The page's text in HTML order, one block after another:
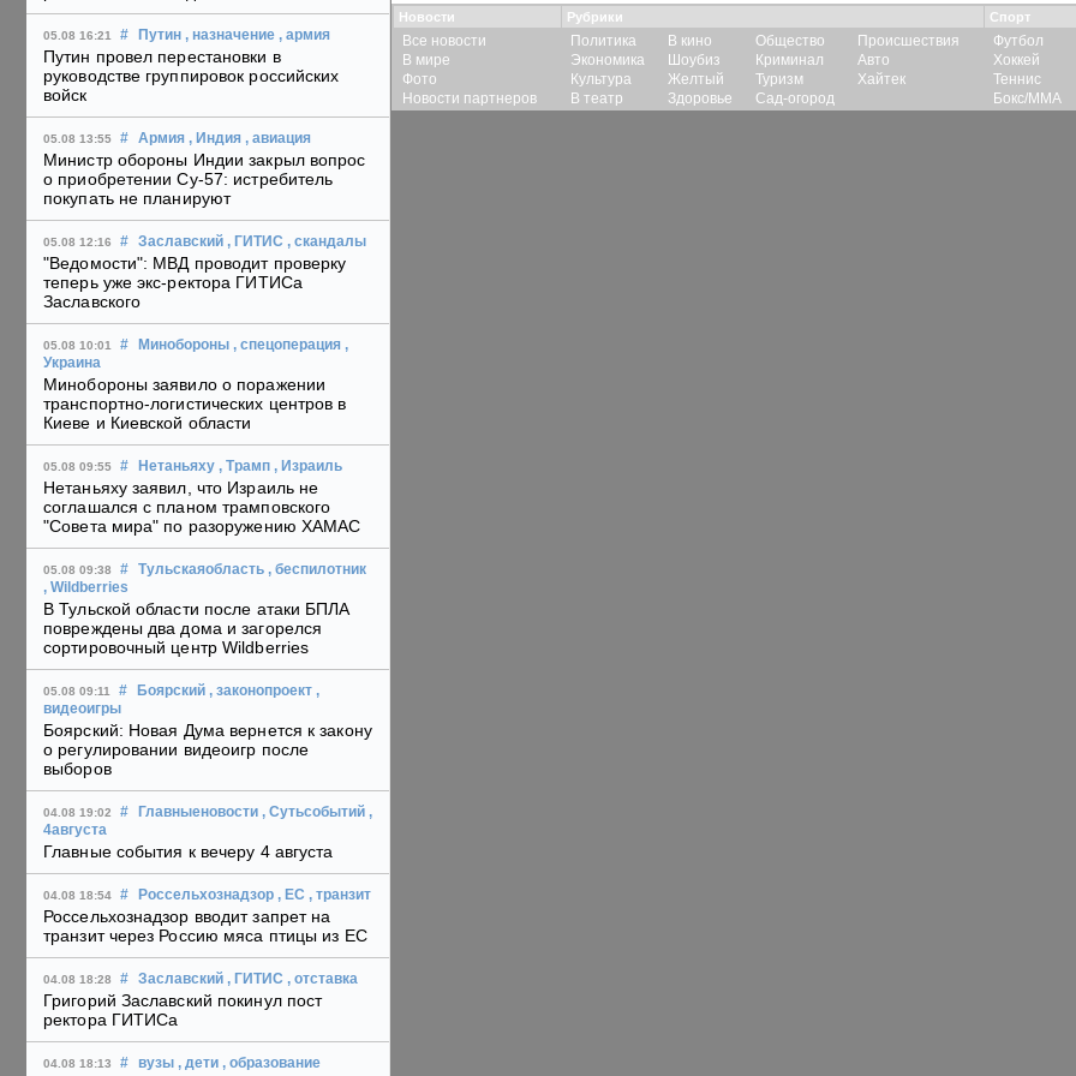
05.08 16:21 # Путин , назначение , армия
Путин провел перестановки в
руководстве группировок российских
войск
05.08 13:55 # Армия , Индия , авиация
Министр обороны Индии закрыл вопрос
о приобретении Су-57: истребитель
покупать не планируют
05.08 12:16 # Заславский , ГИТИС , скандалы
"Ведомости": МВД проводит проверку
теперь уже экс-ректора ГИТИСа
Заславского
05.08 10:01 # Минобороны , спецоперация ,
Украина
Минобороны заявило о поражении
транспортно-логистических центров в
Киеве и Киевской области
05.08 09:55 # Нетаньяху , Трамп , Израиль
Нетаньяху заявил, что Израиль не
соглашался с планом трамповского
"Совета мира" по разоружению ХАМАС
05.08 09:38 # Тульскаяобласть , беспилотник
, Wildberries
В Тульской области после атаки БПЛА
повреждены два дома и загорелся
сортировочный центр Wildberries
05.08 09:11 # Боярский , законопроект ,
видеоигры
Боярский: Новая Дума вернется к закону
о регулировании видеоигр после
выборов
04.08 19:02 # Главныеновости , Сутьсобытий ,
4августа
Главные события к вечеру 4 августа
04.08 18:54 # Россельхознадзор , ЕС , транзит
Россельхознадзор вводит запрет на
транзит через Россию мяса птицы из ЕС
04.08 18:28 # Заславский , ГИТИС , отставка
Григорий Заславский покинул пост
ректора ГИТИСа
04.08 18:13 # вузы , дети , образование
Новости
Все новости
В мире
Фото
Новости партнеров
Рубрики
Политика
Экономика
Культура
В театр
В кино
Шоубиз
Желтый
Здоровье
Общество
Криминал
Туризм
Сад-огород
Происшествия
Авто
Хайтек
Спорт
Футбол
Хоккей
Теннис
Бокс/ММА